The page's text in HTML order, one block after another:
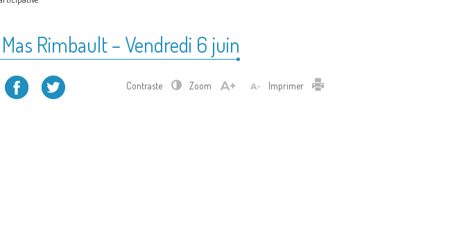
Rimbault – Vendredi 6 juin
Facebook Twitter Contraste Zoom Imprimer Imprimer